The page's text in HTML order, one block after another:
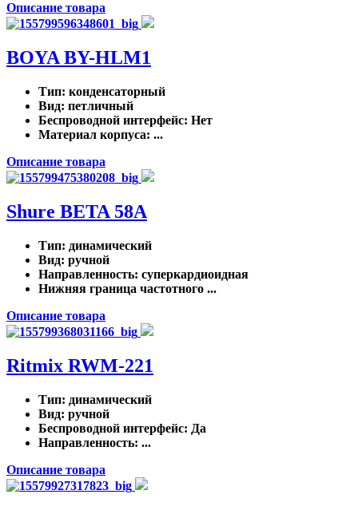
Описание товара
BOYA BY-HLM1
Тип: конденсаторный
Вид: петличный
Беспроводной интерфейс: Нет
Материал корпуса: ...
Описание товара
Shure BETA 58A
Тип: динамический
Вид: ручной
Направленность: суперкардиоидная
Нижняя граница частотного ...
Описание товара
Ritmix RWM-221
Тип: динамический
Вид: ручной
Беспроводной интерфейс: Да
Направленность: ...
Описание товара